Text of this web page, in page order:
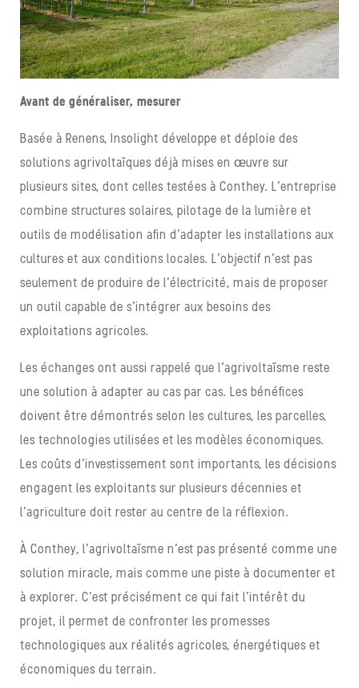
Avant de généraliser, mesurer
Basée à Renens, Insolight développe et déploie des
solutions agrivoltaïques déjà mises en œuvre sur
plusieurs sites, dont celles testées à Conthey. L’entreprise
combine structures solaires, pilotage de la lumière et
outils de modélisation afin d’adapter les installations aux
cultures et aux conditions locales. L’objectif n’est pas
seulement de produire de l’électricité, mais de proposer
un outil capable de s’intégrer aux besoins des
exploitations agricoles.
Les échanges ont aussi rappelé que l’agrivoltaïsme reste
une solution à adapter au cas par cas. Les bénéfices
doivent être démontrés selon les cultures, les parcelles,
les technologies utilisées et les modèles économiques.
Les coûts d’investissement sont importants, les décisions
engagent les exploitants sur plusieurs décennies et
l’agriculture doit rester au centre de la réflexion.
À Conthey, l’agrivoltaïsme n’est pas présenté comme une
solution miracle, mais comme une piste à documenter et
à explorer. C’est précisément ce qui fait l’intérêt du
projet, il permet de confronter les promesses
technologiques aux réalités agricoles, énergétiques et
économiques du terrain.